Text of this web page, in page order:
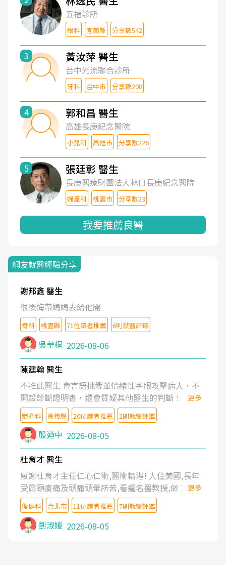
五福診所
眼科 宜蘭縣 分享數542
3 黃汝萍 醫生
台中光流聯合診所
牙科 台中市 分享數208
4 郭和昌 醫生
高雄長庚紀念醫院
小兒科 高雄市 分享數226
5 張廷彰 醫生
長庚醫療財團法人林口長庚紀念醫院
婦產科 桃園市 分享數23
我要推薦良醫
網友就醫經驗分享
謝邦鑫 醫生
很後悔帶媽媽去給他開
骨科 桃園縣 71位讀者推薦 6則就醫評鑑
吳華桐 2026-08-06
陳建翰 醫生
不推此醫生 會言語挑釁並情緒性字眼攻擊病人，不
開設診斷證明書，還會質疑其他醫生的判斷！
更多
婦產科 嘉義縣 20位讀者推薦 2則就醫評鑑
殷迺中 2026-08-05
杜育才 醫生
感謝杜育才主任仁心仁術,醫術精湛! 人住美國,長年
受肩頸痠痛及頭痛頭暈所苦,看遍名醫教授,做了各種
檢查,也嘗試過西醫打針,中醫針灸及物理徒手治療都
沒有用,後來連吃到嗎啡類止痛藥都效果有限,只是壓
症狀,沒多久就痛起來,多年失眠嚴重影響生活品質.
台灣親友介紹忠孝醫院杜育才主任是頸頭症候群專
更多
復健科 台北市 11位讀者推薦 7則就醫評鑑
劉淑媛 2026-08-05